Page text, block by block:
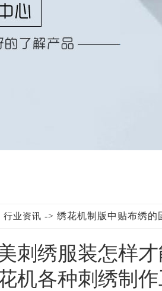
行业资讯 -> 绣花机制版中贴布绣的
绣服装怎样才
机各种刺绣制